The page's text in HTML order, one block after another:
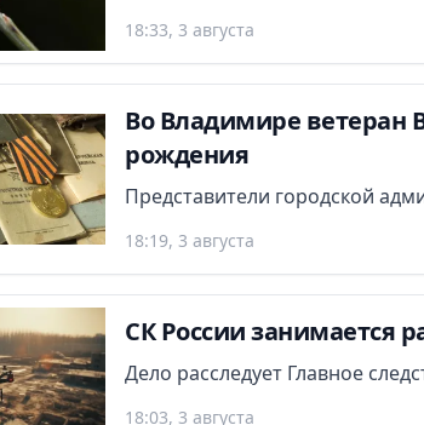
18:33, 3 августа
Во Владимире ветеран
рождения
Представители городской
18:19, 3 августа
СК России занимается
Дело расследует Главное
18:03, 3 августа